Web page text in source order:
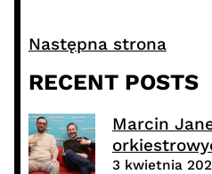
Następna strona
RECENT POSTS
Marcin
3 kwietnia